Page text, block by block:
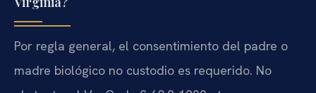
Por regla general, el consentimiento del padre o
madre biológico no custodio es requerido. No